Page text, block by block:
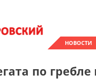
НОВОСТИ
по